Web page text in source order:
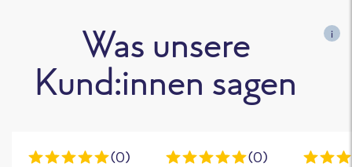
Was unsere
Kund:innen sagen
i
(0) (0)